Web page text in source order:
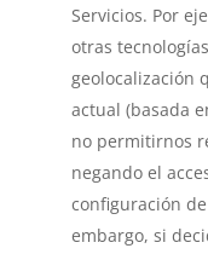
Servicios. Por
otras
geolocalización
actual (basada
no permitirnos
negando el
configuración
embargo, si